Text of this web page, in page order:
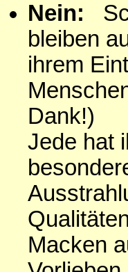
Nein:
bleiben
ihrem
Dank!)
Jede hat
Macken